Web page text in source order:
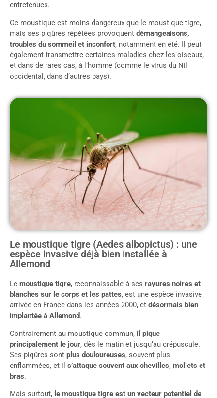
entretenues.
Ce moustique est moins dangereux que le moustique tigre,
mais ses piqûres répétées provoquent démangeaisons,
troubles du sommeil et inconfort, notamment en été. Il peut
également transmettre certaines maladies chez les oiseaux,
et dans de rares cas, à l’homme (comme le virus du Nil
occidental, dans d’autres pays).
Le moustique tigre (Aedes albopictus) : une
espèce invasive déjà bien installée à
Allemond
Le moustique tigre, reconnaissable à ses rayures noires et
blanches sur le corps et les pattes, est une espèce invasive
arrivée en France dans les années 2000, et désormais bien
implantée à Allemond.
Contrairement au moustique commun, il pique
principalement le jour, dès le matin et jusqu’au crépuscule.
Ses piqûres sont plus douloureuses, souvent plus
enflammées, et il s’attaque souvent aux chevilles, mollets et
bras.
Mais surtout, le moustique tigre est un vecteur potentiel de